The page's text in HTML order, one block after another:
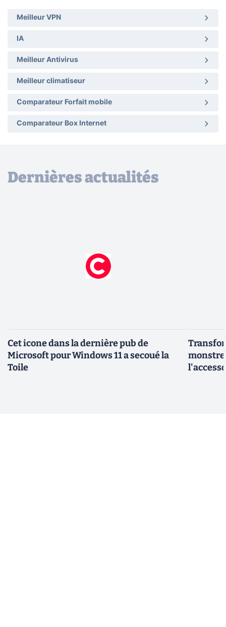
Meilleur VPN
IA
Meilleur Antivirus
Meilleur climatiseur
Comparateur Forfait mobile
Comparateur Box Internet
Dernières actualités
Cet icone dans la dernière pub de
Microsoft pour Windows 11 a secoué la
Toile
monstre